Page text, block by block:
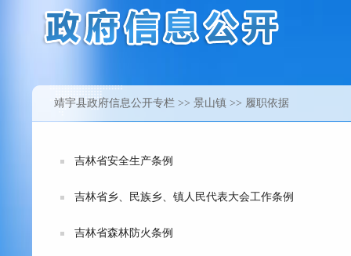
靖宇县政府信息公开专栏 >> 景山镇 >> 履职依据
吉林省安全生产条例
吉林省乡、民族乡、镇人民代表大会工作条例
吉林省森林防火条例